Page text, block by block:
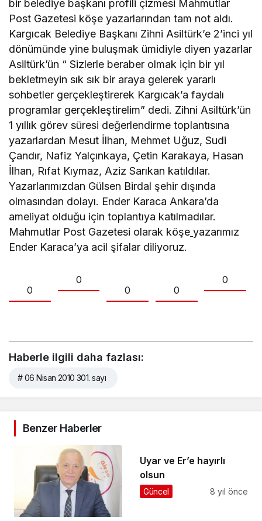
bir belediye başkanı profili çizmesi Mahmutlar
Post Gazetesi köşe yazarlarından tam not aldı.
Kargıcak Belediye Başkanı Zihni Asiltürk’e 2’inci yıl
dönümünde yine buluşmak ümidiyle diyen yazarlar
Asiltürk’ün “ Sizlerle beraber olmak için bir yıl
bekletmeyin sık sık bir araya gelerek yararlı
sohbetler gerçekleştirerek Kargıcak’a faydalı
programlar gerçekleştirelim” dedi. Zihni Asiltürk’ün
1 yıllık görev süresi değerlendirme toplantısına
yazarlardan Mesut İlhan, Mehmet Uğuz, Sudi
Çandır, Nafiz Yalçınkaya, Çetin Karakaya, Hasan
İlhan, Rıfat Kıymaz, Aziz Sarıkan katıldılar.
Yazarlarımızdan Gülsen Birdal şehir dışında
olmasından dolayı. Ender Karaca Ankara’da
ameliyat olduğu için toplantıya katılmadılar.
Mahmutlar Post Gazetesi olarak köşe yazarımız
Ender Karaca’ya acil şifalar diliyoruz.
0
0
0
0
0
Haberle ilgili daha fazlası:
# 06 Nisan 2010 301. sayı
Benzer Haberler
Uyar ve Er’e hayırlı
olsun
Güncel 8 yıl önce